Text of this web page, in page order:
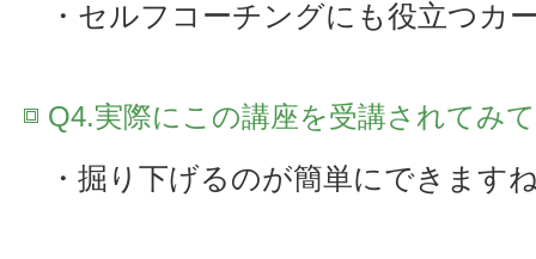
・セルフコーチングにも役立つカ
Q4.実際にこの講座を受講されてみ
・掘り下げるのが簡単にできます